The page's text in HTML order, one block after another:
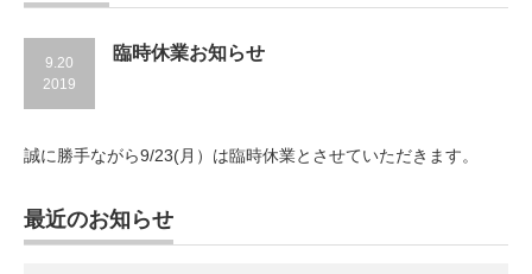
9.20
2019
臨時休業お知らせ
誠に勝手ながら9/23(月）は臨時休業とさせていただきます。
最近のお知らせ